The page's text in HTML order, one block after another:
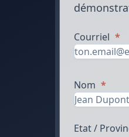
Courriel *
Nom *
Etat /